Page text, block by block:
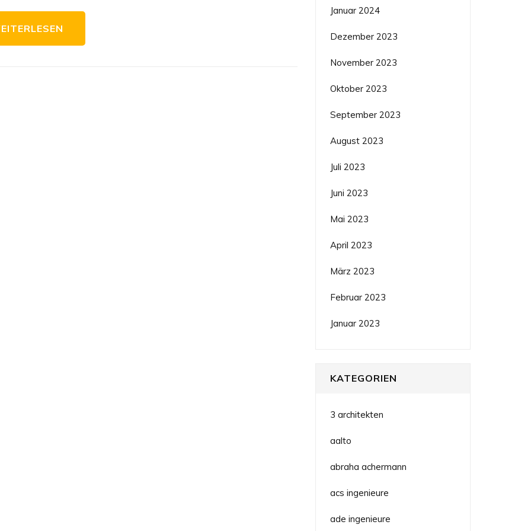
Januar 2024
Dezember 2023
November 2023
Oktober 2023
September 2023
August 2023
Juli 2023
Juni 2023
Mai 2023
April 2023
März 2023
Februar 2023
Januar 2023
KATEGORIEN
3 architekten
aalto
abraha achermann
acs ingenieure
ade ingenieure